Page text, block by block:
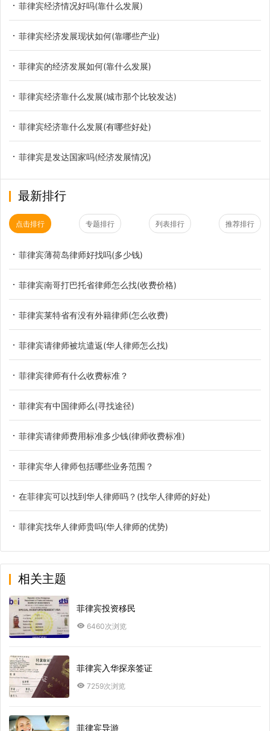
菲律宾经济情况好吗(靠什么发展)
菲律宾经济发展现状如何(靠哪些产业)
菲律宾的经济发展如何(靠什么发展)
菲律宾经济靠什么发展(城市那个比较发达)
菲律宾经济靠什么发展(有哪些好处)
菲律宾是发达国家吗(经济发展情况)
最新排行
点击排行 专题排行 列表排行 推荐排行
菲律宾薄荷岛律师好找吗(多少钱)
菲律宾南哥打巴托省律师怎么找(收费价格)
菲律宾莱特省有没有外籍律师(怎么收费)
菲律宾请律师被坑遣返(华人律师怎么找)
菲律宾律师有什么收费标准？
菲律宾有中国律师么(寻找途径)
菲律宾请律师费用标准多少钱(律师收费标准)
菲律宾华人律师包括哪些业务范围？
在菲律宾可以找到华人律师吗？(找华人律师的好处)
菲律宾找华人律师贵吗(华人律师的优势)
相关主题
菲律宾投资移民
6460次浏览
菲律宾入华探亲签证
7259次浏览
菲律宾导游